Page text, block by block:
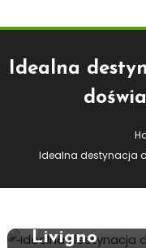
Idealna
Idealna destynacja
Idealna
Livigno